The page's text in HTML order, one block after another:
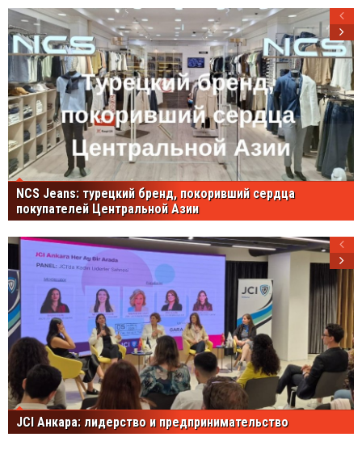
NCS Jeans: турецкий бренд, покоривший сердца
покупателей Центральной Азии
JCI Анкара: лидерство и предпринимательство